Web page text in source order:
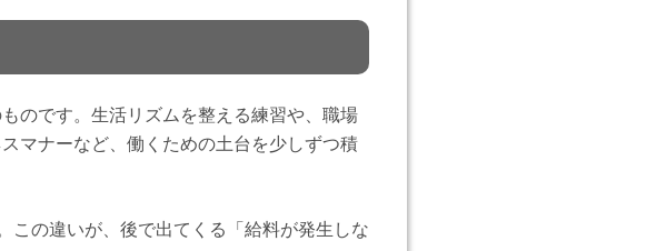
のです。生活リズムを整える練習や、職場
マナーなど、働くための土台を少しずつ積
この違いが、後で出てくる「給料が発生しな